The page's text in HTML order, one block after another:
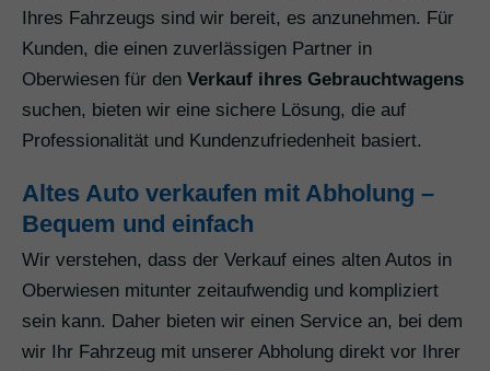
Ihres Fahrzeugs sind wir bereit, es anzunehmen. Für
Kunden, die einen zuverlässigen Partner in
Oberwiesen für den Verkauf ihres Gebrauchtwagens
suchen, bieten wir eine sichere Lösung, die auf
Professionalität und Kundenzufriedenheit basiert.
Altes Auto verkaufen mit Abholung –
Bequem und einfach
Wir verstehen, dass der Verkauf eines alten Autos in
Oberwiesen mitunter zeitaufwendig und kompliziert
sein kann. Daher bieten wir einen Service an, bei dem
wir Ihr Fahrzeug mit unserer Abholung direkt vor Ihrer